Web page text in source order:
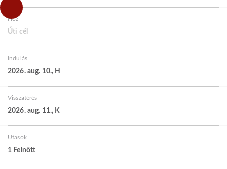
Hoz
Úti cél
Indulás
2026. aug. 10., H
Visszatérés
2026. aug. 11., K
Utasok
1 Felnőtt